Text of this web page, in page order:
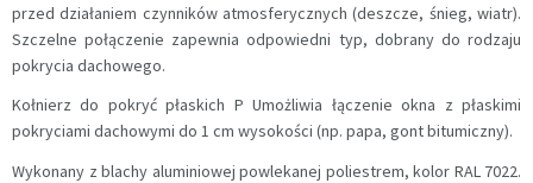
przed działaniem czynników atmosferycznych (deszcze, śnieg, wiatr).
Szczelne połączenie zapewnia odpowiedni typ, dobrany do rodzaju
pokrycia dachowego.
Kołnierz do pokryć płaskich P Umożliwia łączenie okna z płaskimi
pokryciami dachowymi do 1 cm wysokości (np. papa, gont bitumiczny).
Wykonany z blachy aluminiowej powlekanej poliestrem, kolor RAL 7022.